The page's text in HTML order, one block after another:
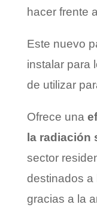
hacer frente
Este nuevo
instalar para
de utilizar
Ofrece una
la radiación
sector
destinados a
gracias a la